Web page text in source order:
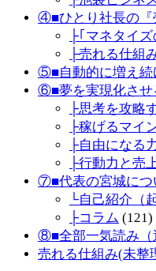
④■ひとり社長の『
├｢マネタイズ
├売れる仕組
⑤■自動的に増え続
⑥■夢を実現化させ
├思考を攻略
├稼げるマイ
├自由になる
├行動力と売
⑦■代表の宮城につ
└自己紹介（
├コラム (121)
⑧■全部一気読み（
売れる仕組み(未整